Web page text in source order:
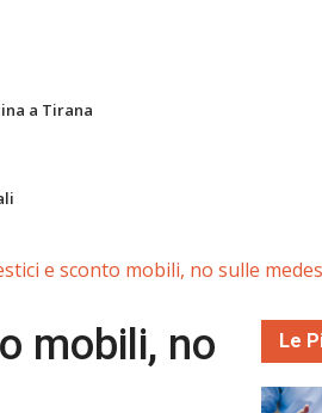
a Tirana
e sconto mobili, no sulle
mobili, no
Le